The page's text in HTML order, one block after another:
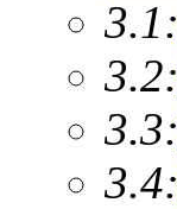
3.1:
3.2:
3.3:
3.4: